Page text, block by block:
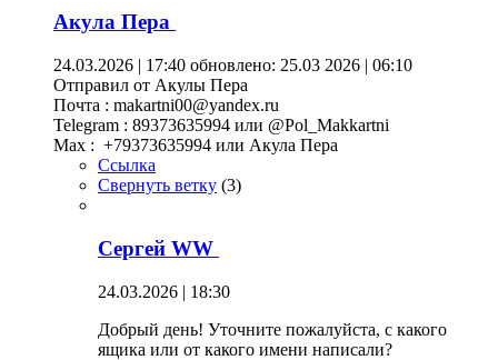
Акула Пера
24.03.2026 | 17:40 обновлено: 25.03 2026 | 06:10
Отправил от Акулы Пера
Почта : makartni00@yandex.ru
Telegram : 89373635994 или @Pol_Makkartni
Maх : +79373635994 или Акула Пера
Ссылка
Свернуть ветку (3)
Сергей WW
24.03.2026 | 18:30
Добрый день! Уточните пожалуйста, с какого
ящика или от какого имени написали?